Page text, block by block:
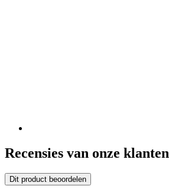
Recensies van onze klanten
Dit product beoordelen